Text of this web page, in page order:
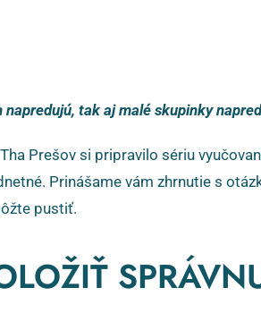
tak aj malé skupinky
Prešov si pripravilo sériu
Prinášame vám zhrnutie s
pustiť.